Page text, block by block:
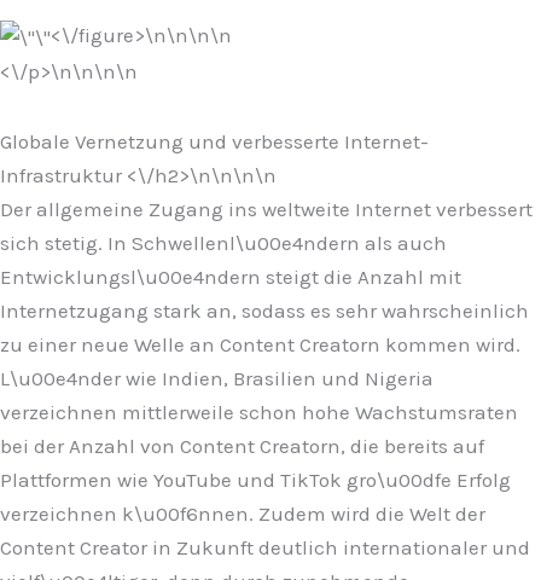
<\/figure>\n\n\n\n
<\/p>\n\n\n\n
Globale Vernetzung und verbesserte Internet-
Infrastruktur <\/h2>\n\n\n\n
Der allgemeine Zugang ins weltweite Internet verbessert
sich stetig. In Schwellenl\u00e4ndern als auch
Entwicklungsl\u00e4ndern steigt die Anzahl mit
Internetzugang stark an, sodass es sehr wahrscheinlich
zu einer neue Welle an Content Creatorn kommen wird.
L\u00e4nder wie Indien, Brasilien und Nigeria
verzeichnen mittlerweile schon hohe Wachstumsraten
bei der Anzahl von Content Creatorn, die bereits auf
Plattformen wie YouTube und TikTok gro\u00dfe Erfolg
verzeichnen k\u00f6nnen. Zudem wird die Welt der
Content Creator in Zukunft deutlich internationaler und